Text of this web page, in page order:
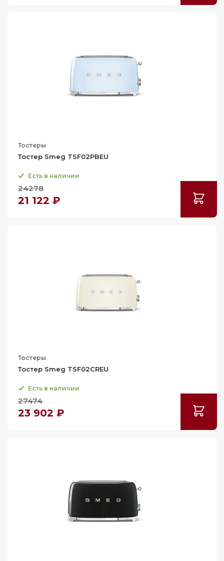
Тостеры
Тостер Smeg TSF02PBEU
Есть в наличии
24278
21 122 ₽
Тостеры
Тостер Smeg TSF02CREU
Есть в наличии
27474
23 902 ₽